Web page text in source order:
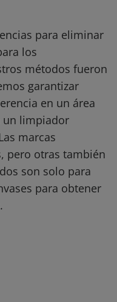
para eliminar
los
métodos fueron
garantizar
en un área
un limpiador
marcas
pero otras también
son solo para
para obtener